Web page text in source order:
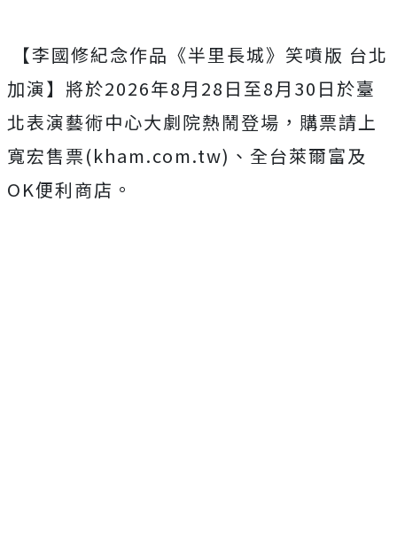
【李國修紀念作品《半里長城》笑噴版 台北
加演】將於2026年8月 28 日至8月 30 日於臺
北表演藝術中心大劇院熱鬧登場，購票請上
寬宏售票(kham.com.tw) 、全台萊爾富及
OK便利商店。